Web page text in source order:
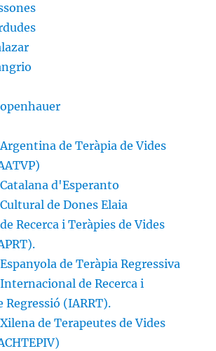
de Teràpia de Vides
d'Esperanto
de Dones Elaia
Recerca i Teràpies de Vides
de Teràpia Regressiva
de Recerca i
Regressió (IARRT).
de Terapeutes de Vides